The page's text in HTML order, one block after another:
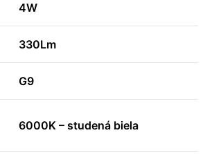
4W
330Lm
G9
6000K – studená biela